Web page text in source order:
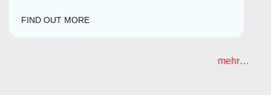
FIND OUT MORE
mehr…